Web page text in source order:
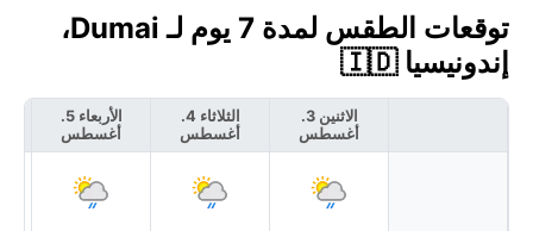
توقعات الطقس لمدة 7 يوم لـ Dumai،
إندونيسيا 🇮🇩
الاثنين 3.
أغسطس
الثلاثاء 4.
أغسطس
الأربعاء 5.
أغسطس